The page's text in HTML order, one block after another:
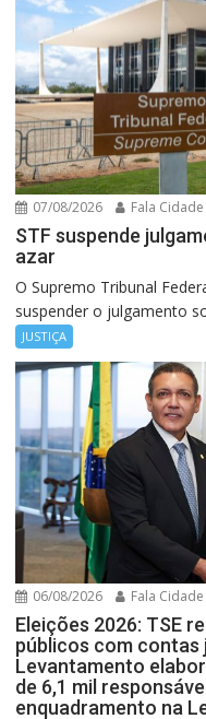
07/08/2026 Fala Cidade
STF suspende
azar
O Supremo Tribunal
suspender o julgamento
JUSTIÇA
06/08/2026 Fala Cidade
Eleições 2026: TSE
públicos com contas
Levantamento
de 6,1 mil
enquadramento na